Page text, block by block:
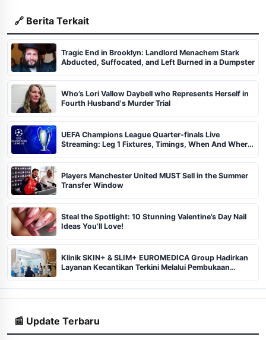
🔗 Berita Terkait
Tragic End in Brooklyn: Landlord Menachem Stark
Abducted, Suffocated, and Left Burned in a Dumpster
Who’s Lori Vallow Daybell who Represents Herself in
Fourth Husband's Murder Trial
UEFA Champions League Quarter-finals Live
Streaming: Leg 1 Fixtures, Timings, When And Where
Players Manchester United MUST Sell in the Summer
Transfer Window
Steal the Spotlight: 10 Stunning Valentine’s Day Nail
Ideas You’ll Love!
Klinik SKIN+ & SLIM+ EUROMEDICA Group Hadirkan
Layanan Kecantikan Terkini Melalui Pembukaan
📰 Update Terbaru